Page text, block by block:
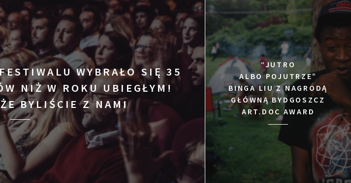
WYBRAŁO SIĘ 35
NIŻ W ROKU UBIEGŁYM!
BYLIŚCIE Z NAMI
“JUTRO
ALBO POJUTRZE”
BINGA LIU Z NAGRODĄ
GŁÓWNĄ BYDGOSZCZ
ART.DOC AWARD